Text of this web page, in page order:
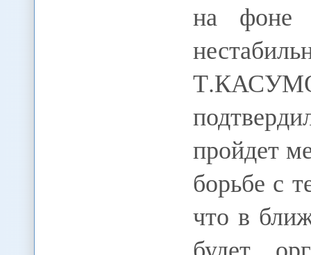
на фоне
пройдет
борьбе с
что в